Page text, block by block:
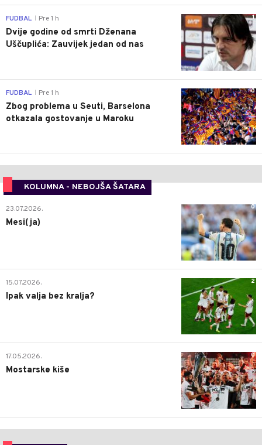
1
FUDBAL Pre 1 h
Dvije godine od smrti Dženana
Uščuplića: Zauvijek jedan od nas
0
FUDBAL Pre 1 h
Zbog problema u Seuti, Barselona
otkazala gostovanje u Maroku
KOLUMNA - NEBOJŠA ŠATARA
0
23.07.2026.
Mesi(ja)
2
15.07.2026.
Ipak valja bez kralja?
0
17.05.2026.
Mostarske kiše